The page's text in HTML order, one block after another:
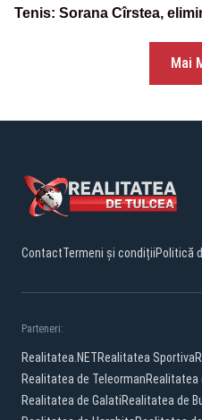
Tenis: Sorana Cîrstea,
Mai
ContactTermeni și condițiiPolitică
Parteneri:
Realitatea.NETRealitatea Sportiva
Realitatea de TeleormanRealitatea
Realitatea de GalatiRealitatea de